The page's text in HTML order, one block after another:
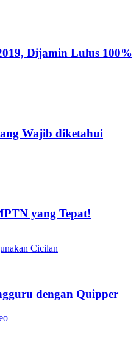
Dijamin Lulus 100%
Wajib diketahui
yang Tepat!
dengan Quipper